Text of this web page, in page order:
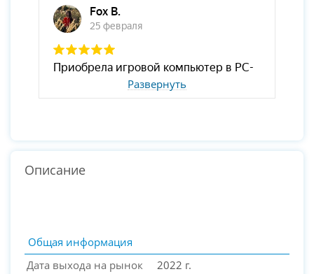
Развернуть
Описание
Общая информация
Дата выхода на рынок
2022 г.